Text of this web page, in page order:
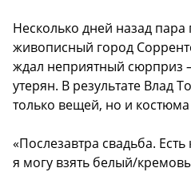
Несколько дней назад пара
живописный город
ждал неприятный сюрприз
утерян. В результате Влад
только вещей, но и
«Послезавтра свадьба.
я могу взять белый/